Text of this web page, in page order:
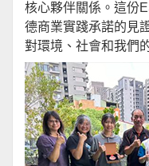
核心夥伴關係。這份
德商業實踐承諾的見
對環境、社會和我們